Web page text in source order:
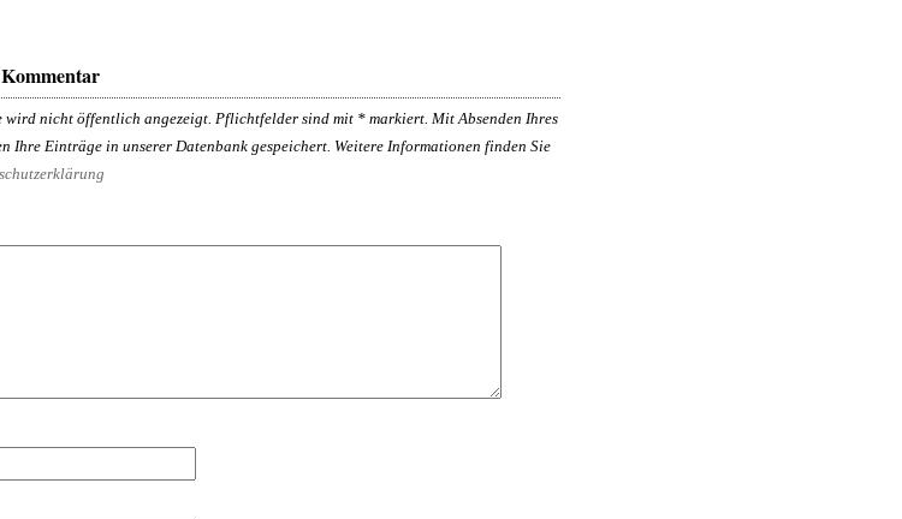
wird nicht öffentlich angezeigt. Pflichtfelder sind mit * markiert. Mit Absenden Ihres
Ihre Einträge in unserer Datenbank gespeichert. Weitere Informationen finden Sie